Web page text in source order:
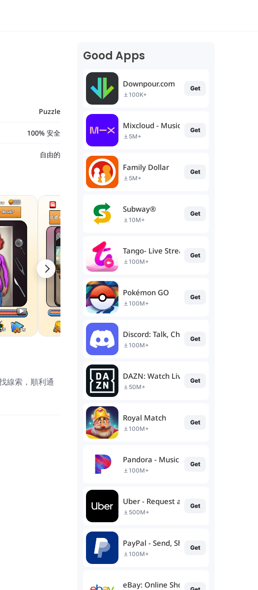
Puzzle
100% 安全
自由的
線索，順利通
Good Apps
Downpour.com
100K+
Get
Mixcloud - Music, Mixes & Live
5M+
Get
Family Dollar
5M+
Get
Subway®
10M+
Get
Tango- Live Stream, Video Chat
100M+
Get
Pokémon GO
100M+
Get
Discord: Talk, Chat & Hang Out
100M+
Get
DAZN: Watch Live Sports
50M+
Get
Royal Match
100M+
Get
Pandora - Music & Podcasts
100M+
Get
Uber - Request a ride
500M+
Get
PayPal - Send, Shop, Manage
100M+
Get
eBay: Online Shopping Deals